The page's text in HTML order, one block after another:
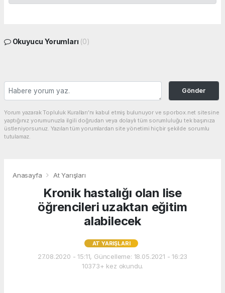
Okuyucu Yorumları (0)
Gönder
Yorum yazarak Topluluk Kuralları’nı kabul etmiş bulunuyor ve sporbox.net sitesine
yaptığınız yorumunuzla ilgili doğrudan veya dolaylı tüm sorumluluğu tek başınıza
üstleniyorsunuz. Yazılan tüm yorumlardan site yönetimi hiçbir şekilde sorumlu
tutulamaz.
Anasayfa At Yarışları
Kronik hastalığı olan lise
öğrencileri uzaktan eğitim
alabilecek
AT YARIŞLARI
27.08.2020 - 15:11, Güncelleme: 18.05.2021 - 16:23
10373+ kez okundu.